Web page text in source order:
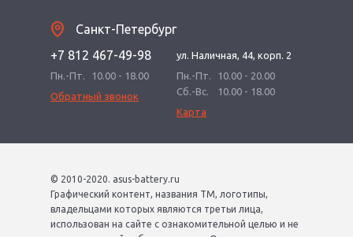
Санкт-Петербург
+7 812 467-49-98
Пн.-Пт.
10.00 - 18.00
Обратный звонок
ул. Наличная, 44, корп. 2
Пн.-Пт.
10.00 - 20.00
Сб.-Вс.
10.00 - 18.00
Карта
© 2010-2020. asus-battery.ru
Графический контент, названия ТМ, логотипы,
владельцами которых являются третьи лица,
использован на сайте с ознакомительной целью и не